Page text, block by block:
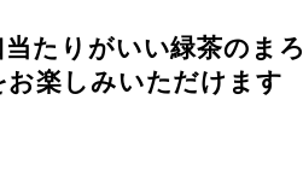
たりがいい緑茶のまろ
楽しみいただけます